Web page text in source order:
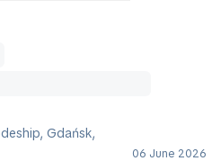
Gdańsk,
06 June 2026